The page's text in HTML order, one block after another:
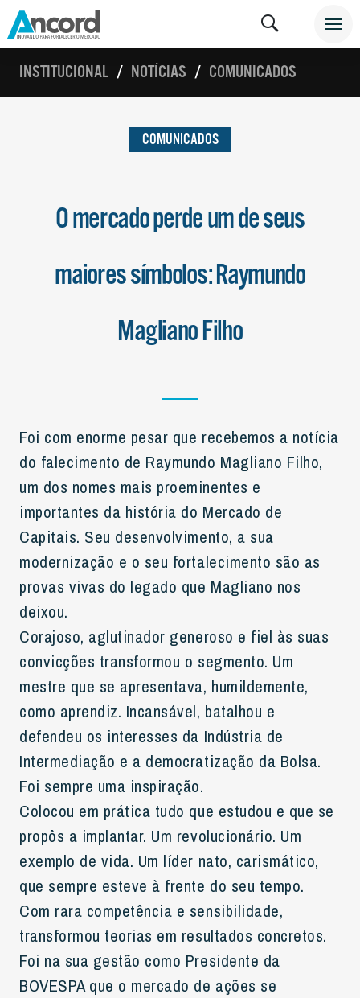
INSTITUCIONAL NOTÍCIAS COMUNICADOS
COMUNICADOS
O mercado perde um de seus
maiores símbolos: Raymundo
Magliano Filho
Foi com enorme pesar que recebemos a notícia
do falecimento de Raymundo Magliano Filho,
um dos nomes mais proeminentes e
importantes da história do Mercado de
Capitais. Seu desenvolvimento, a sua
modernização e o seu fortalecimento são as
provas vivas do legado que Magliano nos
deixou.
Corajoso, aglutinador generoso e fiel às suas
convicções transformou o segmento. Um
mestre que se apresentava, humildemente,
como aprendiz. Incansável, batalhou e
defendeu os interesses da Indústria de
Intermediação e a democratização da Bolsa.
Foi sempre uma inspiração.
Colocou em prática tudo que estudou e que se
propôs a implantar. Um revolucionário. Um
exemplo de vida. Um líder nato, carismático,
que sempre esteve à frente do seu tempo.
Com rara competência e sensibilidade,
transformou teorias em resultados concretos.
Foi na sua gestão como Presidente da
BOVESPA que o mercado de ações se